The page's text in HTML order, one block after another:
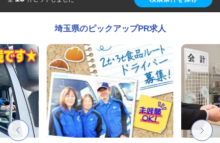
埼玉県のピックアップPR求人